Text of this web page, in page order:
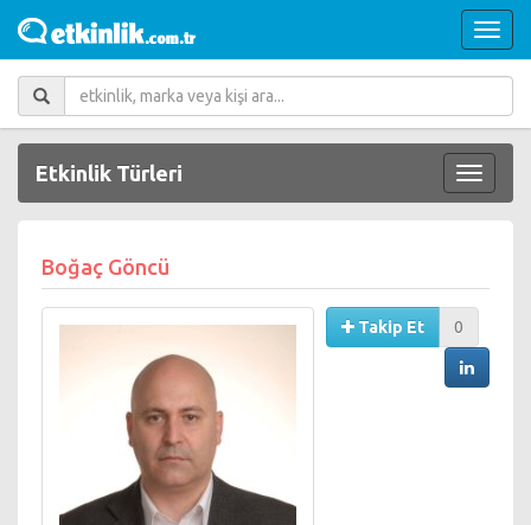
Etkinlik Türleri
Boğaç Göncü
Takip Et 0